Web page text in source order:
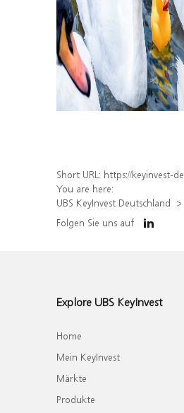
Short URL: https://keyinvest-de.ubs.com/produkt/
You are here:
UBS KeyInvest Deutschland
Folgen Sie uns auf
Explore UBS KeyInvest
Home
Mein KeyInvest
Märkte
Produkte